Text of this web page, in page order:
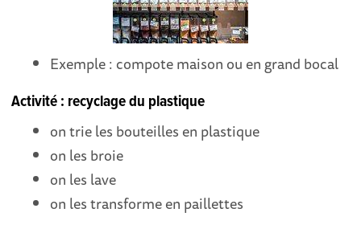
Exemple : compote maison ou en grand bocal
Activité : recyclage du plastique
on trie les bouteilles en plastique
on les broie
on les lave
on les transforme en paillettes